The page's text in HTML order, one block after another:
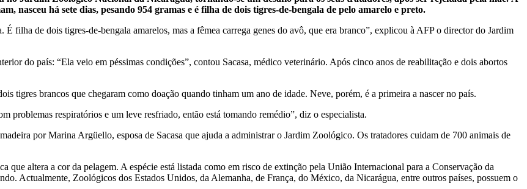
nasceu há sete dias, pesando 954 gramas e é filha de dois tigres-de-bengala de pelo amarelo e preto.
filha de dois tigres-de-bengala amarelos, mas a fêmea carrega genes do avô, que era branco”, explicou à AFP o director do Jardim
do país: “Ela veio em péssimas condições”, contou Sacasa, médico veterinário. Após cinco anos de reabilitação e dois abortos
tigres brancos que chegaram como doação quando tinham um ano de idade. Neve, porém, é a primeira a nascer no país.
problemas respiratórios e um leve resfriado, então está tomando remédio”, diz o especialista.
por Marina Argüello, esposa de Sacasa que ajuda a administrar o Jardim Zoológico. Os tratadores cuidam de 700 animais de
altera a cor da pelagem. A espécie está listada como em risco de extinção pela União Internacional para a Conservação da
Actualmente, Zoológicos dos Estados Unidos, da Alemanha, de França, do México, da Nicarágua, entre outros países, possuem o